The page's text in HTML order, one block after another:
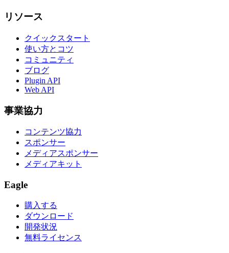
リソース
クイックスタート
使い方とコツ
コミュニティ
ブログ
Plugin API
Web API
事業協力
コンテンツ協力
スポンサー
メディアスポンサー
メディアキット
Eagle
購入する
ダウンロード
開発状況
無料ライセンス